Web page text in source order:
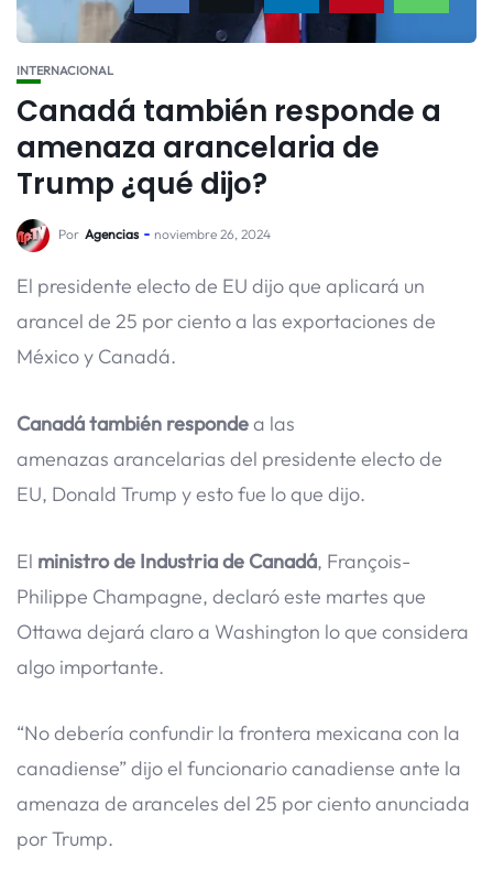
INTERNACIONAL
Canadá también responde a
amenaza arancelaria de
Trump ¿qué dijo?
Por Agencias noviembre 26, 2024
El presidente electo de EU dijo que aplicará un
arancel de 25 por ciento a las exportaciones de
México y Canadá.
Canadá también respondea las
amenazas arancelarias del presidente electo de
EU, Donald Trump y esto fue lo que dijo.
El ministro de Industria de Canadá, François-
Philippe Champagne, declaró este martes que
Ottawa dejará claro a Washington lo que considera
algo importante.
“No debería confundir la frontera mexicana con la
canadiense” dijo el funcionario canadiense ante la
amenaza de aranceles del 25 por ciento anunciada
por Trump.